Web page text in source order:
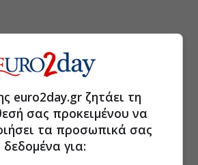
euro2day.gr ζητάει τη
σας προκειμένου να
τα προσωπικά σας
δεδομένα για: